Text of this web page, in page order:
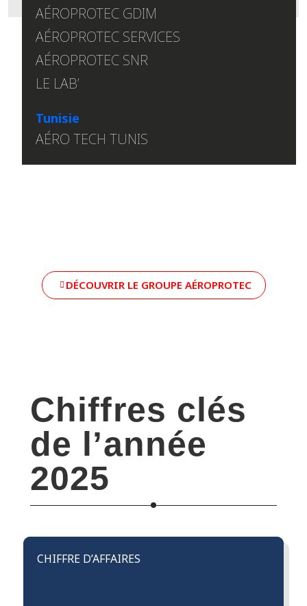
AÉROPROTEC GDIM
AÉROPROTEC SERVICES
AÉROPROTEC SNR
LE LAB’
Tunisie
AÉRO TECH TUNIS
DÉCOUVRIR LE GROUPE AÉROPROTEC
Chiffres clés
de l’année
2025
CHIFFRE D’AFFAIRES